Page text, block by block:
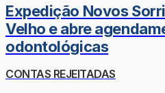
Expedição Novos
Velho e abre
odontológicas
CONTAS REJEITADAS